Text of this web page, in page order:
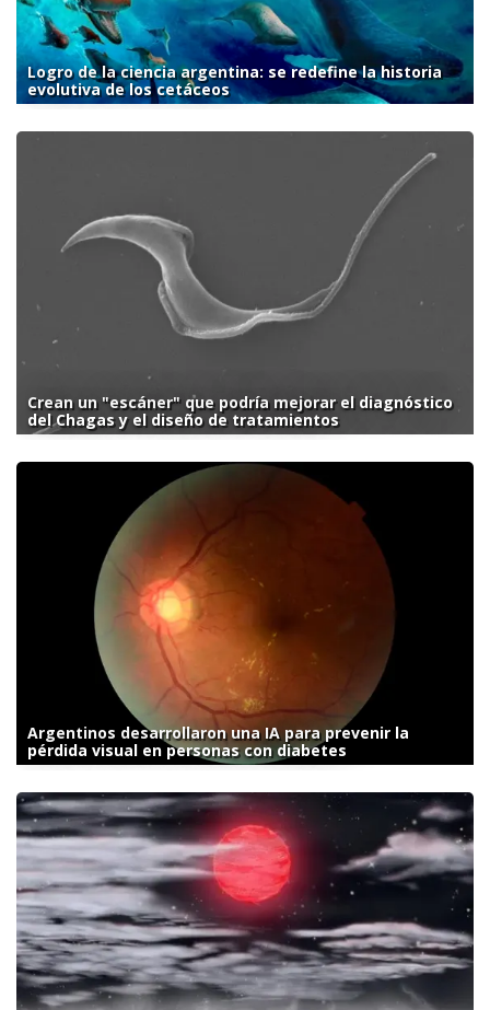
Logro de la ciencia argentina: se redefine la historia
evolutiva de los cetáceos
Crean un "escáner" que podría mejorar el diagnóstico
del Chagas y el diseño de tratamientos
Argentinos desarrollaron una IA para prevenir la
pérdida visual en personas con diabetes